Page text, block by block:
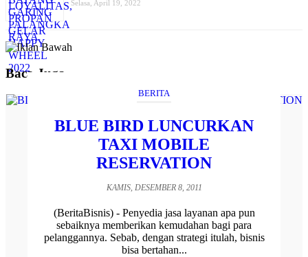
Selasa, April 19, 2022
Baca Juga
BERITA
BLUE BIRD LUNCURKAN
TAXI MOBILE
RESERVATION
KAMIS, DESEMBER 8, 2011
(BeritaBisnis) - Penyedia jasa layanan apa pun
sebaiknya memberikan kemudahan bagi para
pelanggannya. Sebab, dengan strategi itulah, bisnis
bisa bertahan...